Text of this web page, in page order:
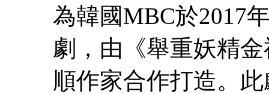
為韓國MBC於2017
劇，由《舉重妖精
順作家合作打造。